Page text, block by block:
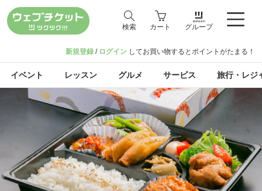
検索 カート グループ
新規登録 / ログイン してお買い物するとポイントがたまる！
イベント レッスン グルメ サービス 旅行・レジ